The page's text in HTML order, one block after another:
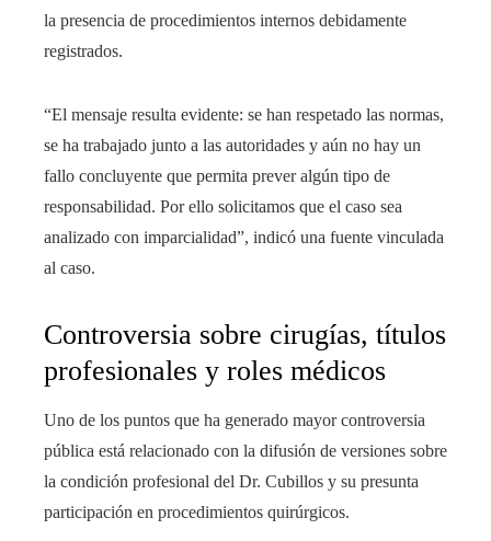
la presencia de procedimientos internos debidamente
registrados.
“El mensaje resulta evidente: se han respetado las normas,
se ha trabajado junto a las autoridades y aún no hay un
fallo concluyente que permita prever algún tipo de
responsabilidad. Por ello solicitamos que el caso sea
analizado con imparcialidad”, indicó una fuente vinculada
al caso.
Controversia sobre cirugías, títulos
profesionales y roles médicos
Uno de los puntos que ha generado mayor controversia
pública está relacionado con la difusión de versiones sobre
la condición profesional del Dr. Cubillos y su presunta
participación en procedimientos quirúrgicos.